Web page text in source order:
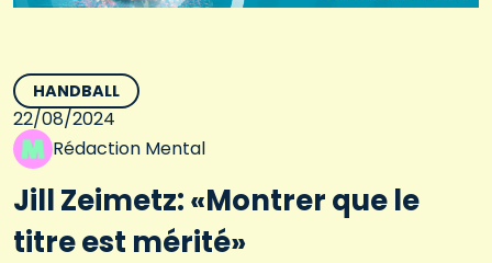
HANDBALL
22/08/2024
Rédaction Mental
Jill Zeimetz: «Montrer que le
titre est mérité»